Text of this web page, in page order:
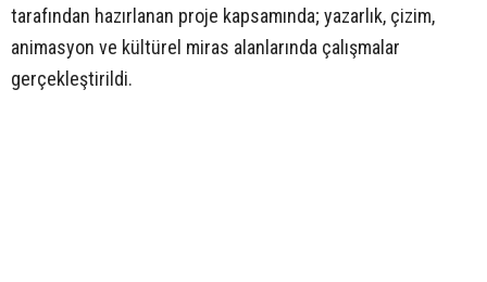
tarafından hazırlanan proje kapsamında; yazarlık, çizim,
animasyon ve kültürel miras alanlarında çalışmalar
gerçekleştirildi.